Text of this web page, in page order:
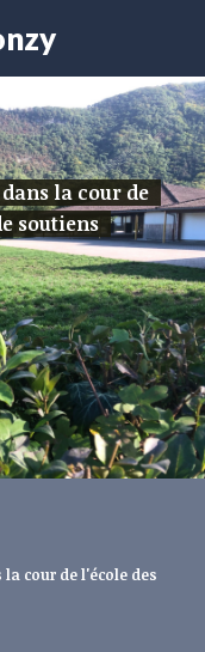
la cour de
soutiens
la cour de l'école des